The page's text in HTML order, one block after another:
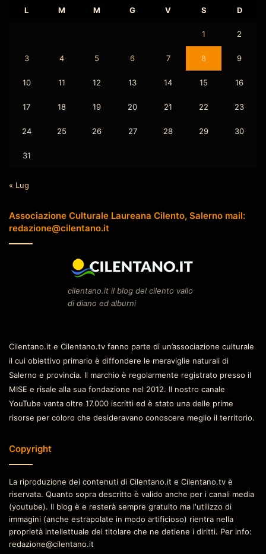
L M M G V S D
1 2
3 4 5 6 7 8 9
10 11 12 13 14 15 16
17 18 19 20 21 22 23
24 25 26 27 28 29 30
31
« Lug
Associazione Culturale Laureana Cilento, Salerno mail:
redazione@cilentano.it
cilentano.it il blog del cilento vallo
di diano ed alburni
Cilentano.it e Cilentano.tv fanno parte di un’associazione culturale
il cui obiettivo primario è diffondere le meraviglie naturali di
Salerno e provincia. Il marchio è regolarmente registrato presso il
MISE e risale alla sua fondazione nel 2012. Il nostro canale
YouTube vanta oltre 17.000 iscritti ed è stato una delle prime
risorse per coloro che desideravano conoscere meglio il territorio.
Copyright
La riproduzione dei contenuti di Cilentano.it e Cilentano.tv è
riservata. Quanto sopra descritto è valido anche per i canali media
(youtube). Il blog è e resterà sempre gratuito ma l'utilizzo di
immagini (anche estrapolate in modo artificioso) rientra nella
proprietà intellettuale del titolare che ne detiene i diritti. Per info:
redazione@cilentano.it